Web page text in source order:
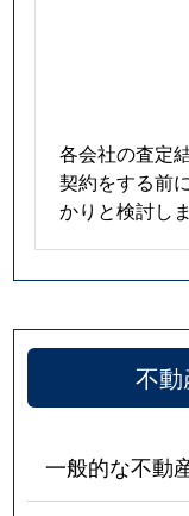
各会社の査定
契約をする前
かりと検討し
不
一般的な不動